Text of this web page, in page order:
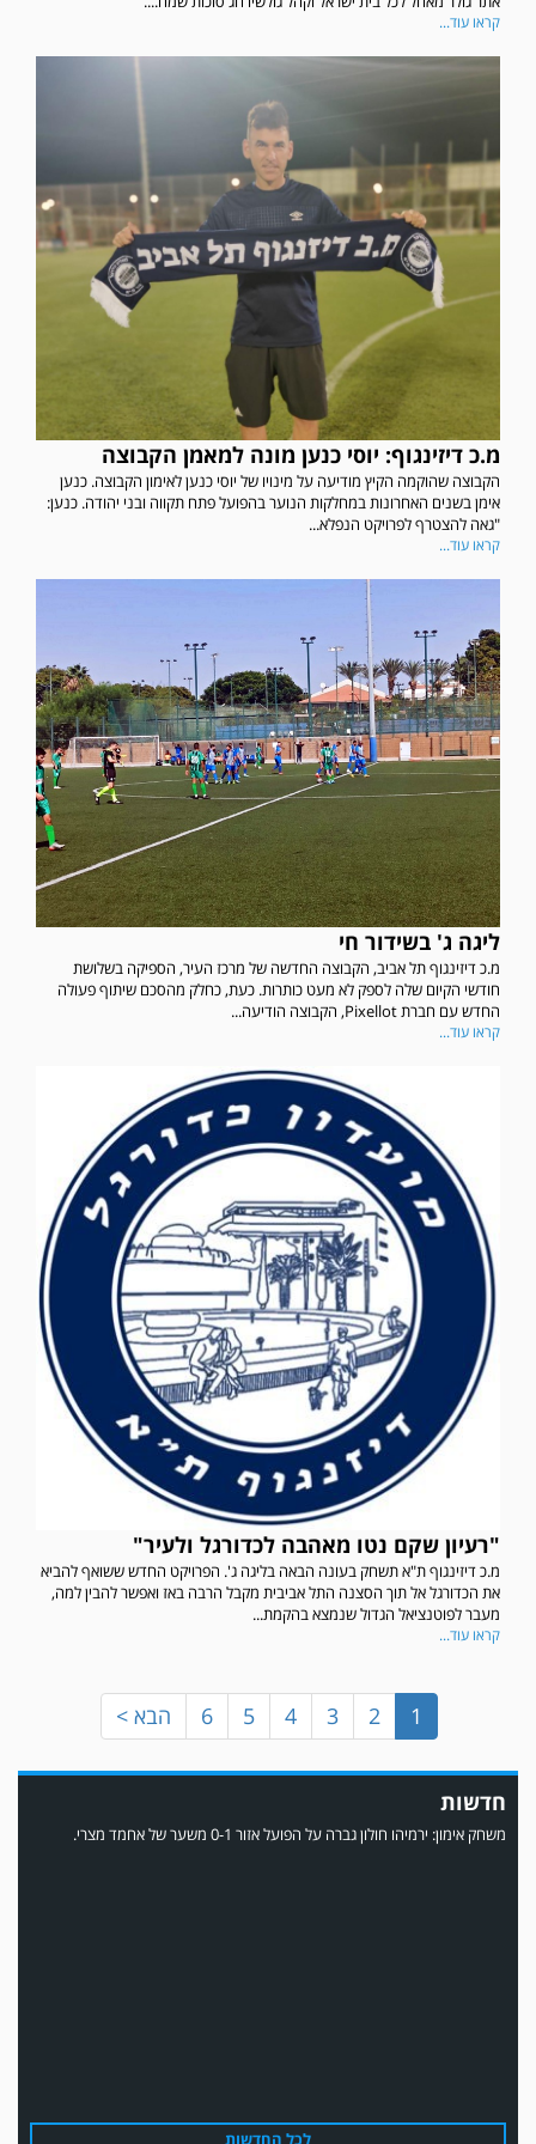
קראו עוד...
מ.כ דיזינגוף: יוסי כנען מונה למאמן הקבוצה
הקבוצה שהוקמה הקיץ מודיעה על מינויו של יוסי כנען לאימון הקבוצה. כנען
אימן בשנים האחרונות במחלקות הנוער בהפועל פתח תקווה ובני יהודה. כנען:
"גאה להצטרף לפרויקט הנפלא...
קראו עוד...
ליגה ג' בשידור חי
מ.כ דיזינגוף תל אביב, הקבוצה החדשה של מרכז העיר, הספיקה בשלושת
חודשי הקיום שלה לספק לא מעט כותרות. כעת, כחלק מהסכם שיתוף פעולה
החדש עם חברת Pixellot, הקבוצה הודיעה...
קראו עוד...
"רעיון שקם נטו מאהבה לכדורגל ולעיר"
מ.כ דיזינגוף ת"א תשחק בעונה הבאה בליגה ג'. הפרויקט החדש ששואף להביא
את הכדורגל אל תוך הסצנה התל אביבית מקבל הרבה באז ואפשר להבין למה,
מעבר לפוטנציאל הגדול שנמצא בהקמת...
קראו עוד...
1
2
3
4
5
6 הבא >
חדשות
במשחק אימון שהתקיים הבוקר יום ה' ניצחה קרית מלאכי את עירוני אשדוד 5-0.
משחק אימון: ירמיהו חולון גברה על הפועל אזור 0-1 משער של אחמד מצרי.
משחק אימון: הפועל אזור והפועל מרמורק סיימו בתוצאה 0-0 .